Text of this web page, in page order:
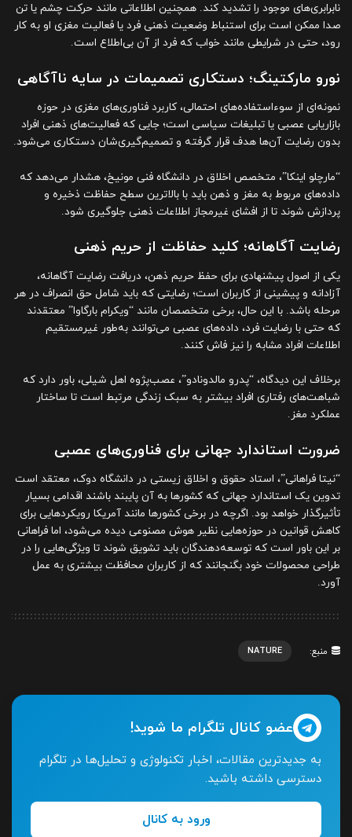
نابرابری‌های موجود را تشدید کند. همچنین اطلاعاتی مانند حرکت چشم یا تن
صدا ممکن است برای استنباط وضعیت ذهنی فرد یا فعالیت مغزی او به کار
رود، حتی در شرایطی مانند خواب که فرد از آن بی‌اطلاع است.
نورو مارکتینگ؛ دستکاری تصمیمات در سایه ناآگاهی
نمونه‌ای از سوءاستفاده‌های احتمالی، کاربرد فناوری‌های مغزی در حوزه
بازاریابی عصبی یا تبلیغات سیاسی است؛ جایی که فعالیت‌های ذهنی افراد
بدون رضایت آن‌ها هدف قرار گرفته و تصمیم‌گیری‌شان دستکاری می‌شود.
“مارچلو اینکا”، متخصص اخلاق در دانشگاه فنی مونیخ، هشدار می‌دهد که
داده‌های مربوط به مغز و ذهن باید با بالاترین سطح حفاظت ذخیره و
پردازش شوند تا از افشای غیرمجاز اطلاعات ذهنی جلوگیری شود.
رضایت آگاهانه؛ کلید حفاظت از حریم ذهنی
یکی از اصول پیشنهادی برای حفظ حریم ذهن، دریافت رضایت آگاهانه،
آزادانه و پیشینی از کاربران است؛ رضایتی که باید شامل حق انصراف در هر
مرحله باشد. با این حال، برخی متخصصان مانند “ویکرام بارگاوا” معتقدند
که حتی با رضایت فرد، داده‌های عصبی می‌توانند به‌طور غیرمستقیم
اطلاعات افراد مشابه را نیز فاش کنند.
برخلاف این دیدگاه، “پدرو مالدونادو”، عصب‌پژوه اهل شیلی، باور دارد که
شباهت‌های رفتاری افراد بیشتر به سبک زندگی مرتبط است تا ساختار
عملکرد مغز.
ضرورت استاندارد جهانی برای فناوری‌های عصبی
“نیتا فراهانی”، استاد حقوق و اخلاق زیستی در دانشگاه دوک، معتقد است
تدوین یک استاندارد جهانی که کشورها به آن پایبند باشند اقدامی بسیار
تأثیرگذار خواهد بود. اگرچه در برخی کشورها مانند آمریکا رویکردهایی برای
کاهش قوانین در حوزه‌هایی نظیر هوش مصنوعی دیده می‌شود، اما فراهانی
بر این باور است که توسعه‌دهندگان باید تشویق شوند تا ویژگی‌هایی را در
طراحی محصولات خود بگنجانند که از کاربران محافظت بیشتری به عمل
آورد.
منبع: NATURE
عضو کانال تلگرام ما شوید!
به جدیدترین مقالات، اخبار تکنولوژی و تحلیل‌ها در تلگرام
دسترسی داشته باشید.
ورود به کانال